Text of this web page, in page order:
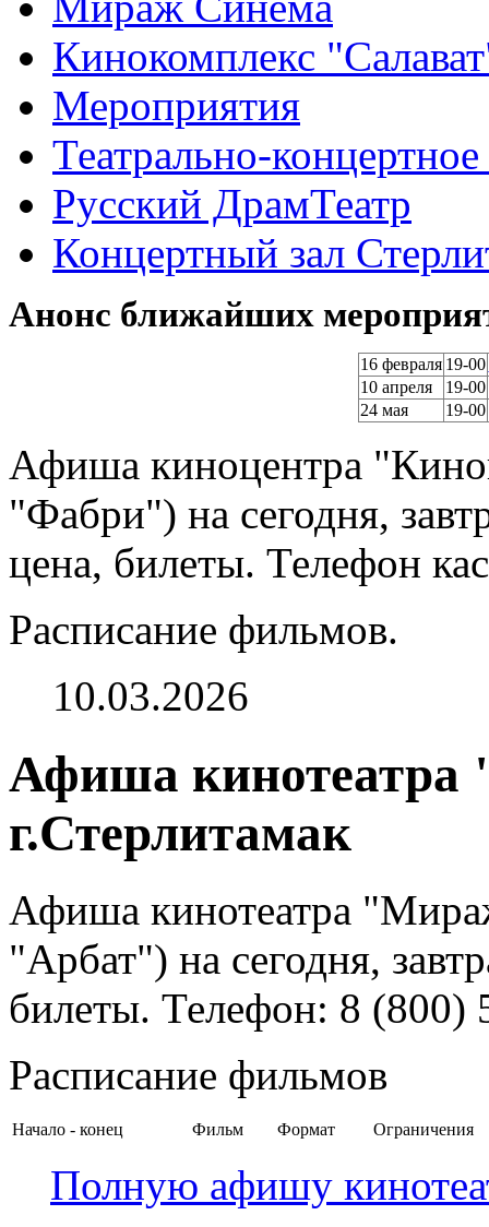
Кинокомплекс
Мероприятия
Театрально-
Русский ДрамТеатр
Концертный зал
Анонс ближайших
16 февраля 19-00
10 апреля
19-00
24 мая
19-00
Афиша киноцентра
"Фабри") на сегодня,
цена, билеты. Телефон
Расписание фильмов.
10.03.2026
Афиша
г.Стерлитамак
Афиша кинотеатра
"Арбат") на сегодня,
билеты. Телефон: 8 (800)
Расписание фильмов
Начало - конец Фильм Формат Ограничения
Полную афишу